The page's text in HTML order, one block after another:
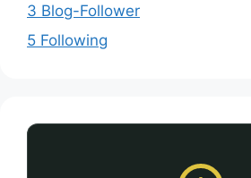
3 Blog-Follower
5 Following